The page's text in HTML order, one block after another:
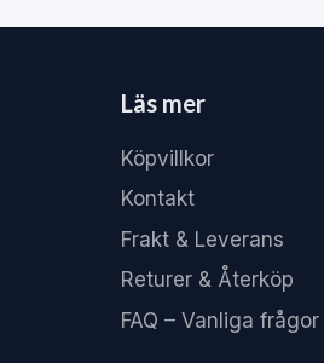
Läs mer
Köpvillkor
Kontakt
Frakt & Leverans
Returer & Återköp
FAQ – Vanliga frågor